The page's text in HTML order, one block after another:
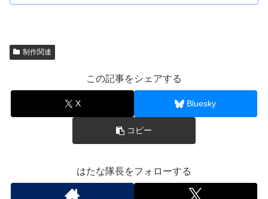
ードは 「AIと記憶力勝負！」 難易度は 初級から上級。 ラ
制作関連
この記事をシェアする
X Bluesky
コピー
はたな隊長をフォローする